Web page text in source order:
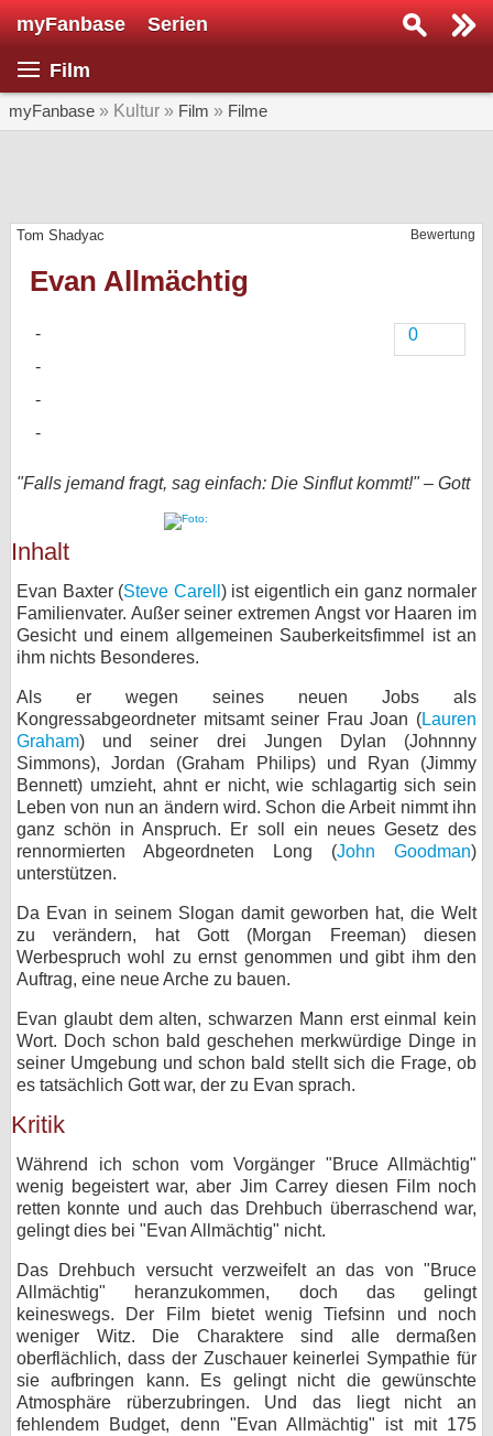
myFanbase Serien
Film
myFanbase » Kultur » Film » Filme
Bewertung
Tom Shadyac
Evan Allmächtig
0
"Falls jemand fragt, sag einfach: Die Sinflut kommt!" – Gott
Inhalt
Evan Baxter (Steve Carell ) ist eigentlich ein ganz normaler
Familienvater. Außer seiner extremen Angst vor Haaren im
Gesicht und einem allgemeinen Sauberkeitsfimmel ist an
ihm nichts Besonderes.
Als er wegen seines neuen Jobs als
Kongressabgeordneter mitsamt seiner Frau Joan (Lauren
Graham) und seiner drei Jungen Dylan (Johnnny
Simmons), Jordan (Graham Philips) und Ryan (Jimmy
Bennett) umzieht, ahnt er nicht, wie schlagartig sich sein
Leben von nun an ändern wird. Schon die Arbeit nimmt ihn
ganz schön in Anspruch. Er soll ein neues Gesetz des
rennormierten Abgeordneten Long (John Goodman)
unterstützen.
Da Evan in seinem Slogan damit geworben hat, die Welt
zu verändern, hat Gott (Morgan Freeman) diesen
Werbespruch wohl zu ernst genommen und gibt ihm den
Auftrag, eine neue Arche zu bauen.
Evan glaubt dem alten, schwarzen Mann erst einmal kein
Wort. Doch schon bald geschehen merkwürdige Dinge in
seiner Umgebung und schon bald stellt sich die Frage, ob
es tatsächlich Gott war, der zu Evan sprach.
Kritik
Während ich schon vom Vorgänger "Bruce Allmächtig"
wenig begeistert war, aber Jim Carrey diesen Film noch
retten konnte und auch das Drehbuch überraschend war,
gelingt dies bei "Evan Allmächtig" nicht.
Das Drehbuch versucht verzweifelt an das von "Bruce
Allmächtig" heranzukommen, doch das gelingt
keineswegs. Der Film bietet wenig Tiefsinn und noch
weniger Witz. Die Charaktere sind alle dermaßen
oberflächlich, dass der Zuschauer keinerlei Sympathie für
sie aufbringen kann. Es gelingt nicht die gewünschte
Atmosphäre rüberzubringen. Und das liegt nicht an
fehlendem Budget, denn "Evan Allmächtig" ist mit 175
Serie suchen...
SERIEN
Veranstaltungen
Forum
Kontakt
Nutzungsbedingungen
Datenschutz
Cookie-Einstellungen
Impressum